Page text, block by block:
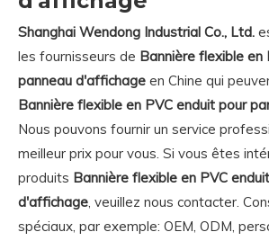
Shanghai Wendong Industrial Co., Ltd.
les fournisseurs de Bannière flexible en
panneau d'affichage en Chine qui
Bannière flexible en PVC enduit pour
Nous pouvons fournir un service
meilleur prix pour vous. Si vous êtes
produits Bannière flexible en PVC
d'affichage, veuillez nous contacter.
spéciaux, par exemple: OEM, ODM,